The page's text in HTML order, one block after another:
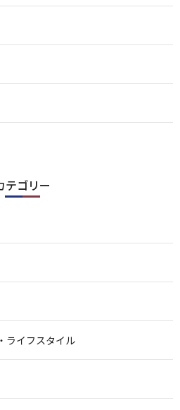
テゴリー
ライフスタイル